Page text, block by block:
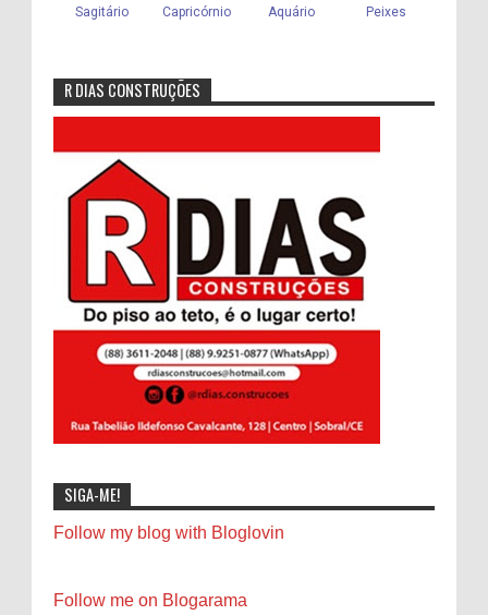
R DIAS CONSTRUÇÕES
SIGA-ME!
Follow my blog with Bloglovin
Follow me on Blogarama